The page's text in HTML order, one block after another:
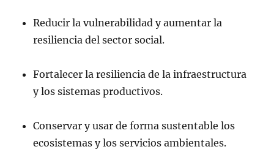
Reducir la vulnerabilidad y aumentar la
resiliencia del sector social.
Fortalecer la resiliencia de la infraestructura
y los sistemas productivos.
Conservar y usar de forma sustentable los
ecosistemas y los servicios ambientales.